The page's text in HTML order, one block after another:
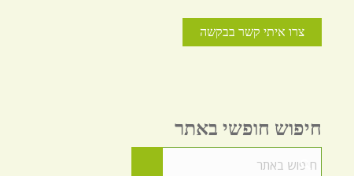
חיפוש חופשי באתר